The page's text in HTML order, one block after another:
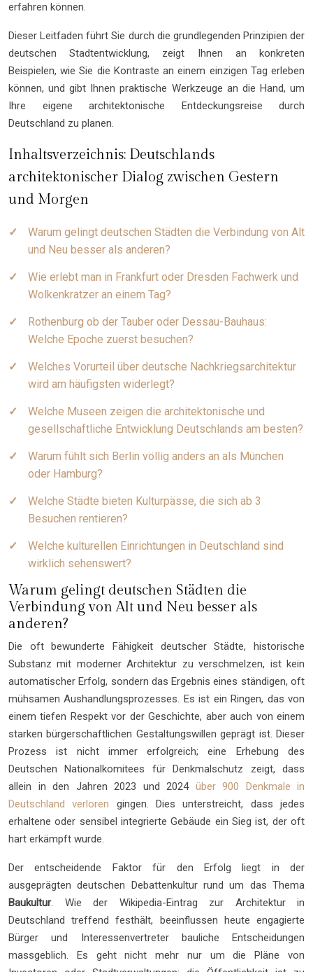
erfahren können.
Dieser Leitfaden führt Sie durch die grundlegenden Prinzipien der
deutschen Stadtentwicklung, zeigt Ihnen an konkreten
Beispielen, wie Sie die Kontraste an einem einzigen Tag erleben
können, und gibt Ihnen praktische Werkzeuge an die Hand, um
Ihre eigene architektonische Entdeckungsreise durch
Deutschland zu planen.
Inhaltsverzeichnis: Deutschlands
architektonischer Dialog zwischen Gestern
und Morgen
Warum gelingt deutschen Städten die Verbindung von Alt
und Neu besser als anderen?
Wie erlebt man in Frankfurt oder Dresden Fachwerk und
Wolkenkratzer an einem Tag?
Rothenburg ob der Tauber oder Dessau-Bauhaus:
Welche Epoche zuerst besuchen?
Welches Vorurteil über deutsche Nachkriegsarchitektur
wird am häufigsten widerlegt?
Welche Museen zeigen die architektonische und
gesellschaftliche Entwicklung Deutschlands am besten?
Warum fühlt sich Berlin völlig anders an als München
oder Hamburg?
Welche Städte bieten Kulturpässe, die sich ab 3
Besuchen rentieren?
Welche kulturellen Einrichtungen in Deutschland sind
wirklich sehenswert?
Warum gelingt deutschen Städten die
Verbindung von Alt und Neu besser als
anderen?
Die oft bewunderte Fähigkeit deutscher Städte, historische
Substanz mit moderner Architektur zu verschmelzen, ist kein
automatischer Erfolg, sondern das Ergebnis eines ständigen, oft
mühsamen Aushandlungsprozesses. Es ist ein Ringen, das von
einem tiefen Respekt vor der Geschichte, aber auch von einem
starken bürgerschaftlichen Gestaltungswillen geprägt ist. Dieser
Prozess ist nicht immer erfolgreich; eine Erhebung des
Deutschen Nationalkomitees für Denkmalschutz zeigt, dass
allein in den Jahren 2023 und 2024 über 900 Denkmale in
Deutschland verloren gingen. Dies unterstreicht, dass jedes
erhaltene oder sensibel integrierte Gebäude ein Sieg ist, der oft
hart erkämpft wurde.
Der entscheidende Faktor für den Erfolg liegt in der
ausgeprägten deutschen Debattenkultur rund um das Thema
Baukultur. Wie der Wikipedia-Eintrag zur Architektur in
Deutschland treffend festhält, beeinflussen heute engagierte
Bürger und Interessenvertreter bauliche Entscheidungen
massgeblich. Es geht nicht mehr nur um die Pläne von